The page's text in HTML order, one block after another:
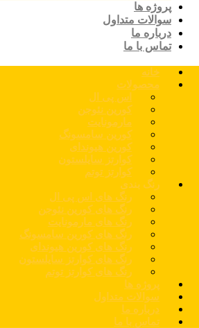
پروژه ها
سوالات متداول
درباره ما
تماس با ما
خانه
محصولات
اس پی ال
کورین نئوجن
مارمونایت
کورین سامسونگ
کورین هیوندای
کوارتز سایلستون
کوارتز توتم
رنگ بندی
رنگ های اس پی ال
رنگ های کورین نئوجن
رنگ های مارمونایت
رنگ های کورین سامسونگ
رنگ های کورین هیوندای
رنگ های کوارتز سایلستون
رنگ های کوارتز توتم
پروژه ها
سوالات متداول
درباره ما
تماس با ما